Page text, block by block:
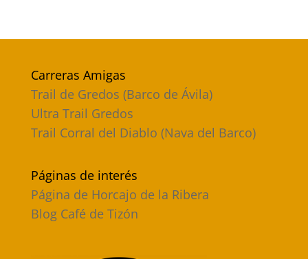
Carreras Amigas
Trail de Gredos (Barco de Ávila)
Ultra Trail Gredos
Trail Corral del Diablo (Nava del Barco)
Páginas de interés
Página de Horcajo de la Ribera
Blog Café de Tizón